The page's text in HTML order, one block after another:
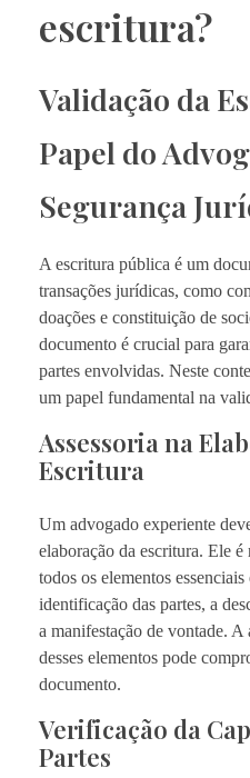
escritura?
Validação da
Papel do
Segurança
A escritura pública é um
transações jurídicas, como
doações e constituição de
documento é crucial para
partes envolvidas. Neste
um papel fundamental na
Assessoria na
Escritura
Um advogado experiente
elaboração da escritura. Ele
todos os elementos
identificação das partes, a
a manifestação de vontade.
desses elementos pode
documento.
Verificação da
Partes